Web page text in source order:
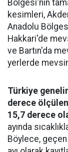
Bölgesi'nin
kesimleri,
Anadolu
Hakkari'de
ve Bartın'da
yerlerde
Türkiye
derece ölçülen
15,7 derece
ayında
Böylece, geçen